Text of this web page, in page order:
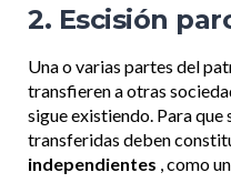
2. Escisión
Una o varias partes del
transfieren a otras
sigue existiendo. Para que
transferidas deben
independientes , como